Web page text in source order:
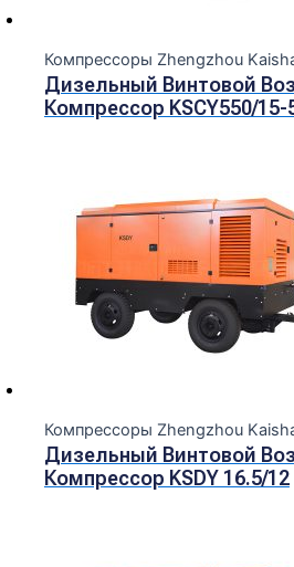
Компрессоры Zhengzhou
Дизельный Винтовой
Компрессор KSCY550/15-
Компрессоры Zhengzhou
Дизельный Винтовой
Компрессор KSDY 16.5/12